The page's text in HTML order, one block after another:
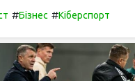
#Бізнес #Кіберспорт